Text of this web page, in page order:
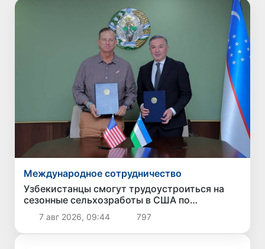
Международное сотрудничество
Узбекистанцы смогут трудоустроиться на
сезонные сельхозработы в США по
программе H-2A
7 авг 2026, 09:44 797